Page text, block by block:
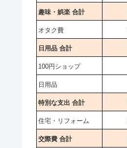
趣味・娯楽 合計
オタク費
日用品 合計
100円ショップ
日用品
特別な支出 合計
住宅・リフォーム
交際費 合計